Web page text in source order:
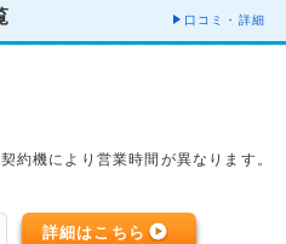
口コミ・詳細
機により営業時間が異なります。
詳細はこちら